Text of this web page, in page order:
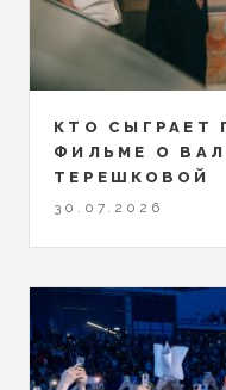
КТО СЫГРАЕТ
ФИЛЬМЕ О
ТЕРЕШКОВОЙ
30.07.2026